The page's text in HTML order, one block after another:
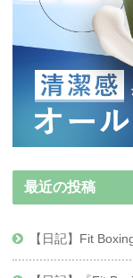
最近の投稿
【日記】Fit